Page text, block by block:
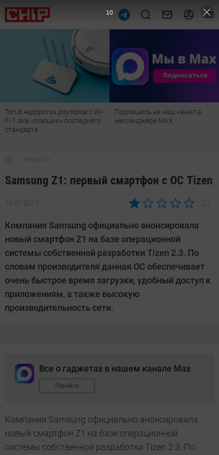
Топ-8 недорогих роутеров с Wi-
Fi 7: все «плюшки» последнего
стандарта
Подпишись на наш канал в
мессенджере МАХ
Новости
Samsung Z1: первый смартфон с ОС Tizen
15.01.2015
Автор:
Suslov
Компания Samsung официально анонсировала
новый смартфон Z1 на базе операционной
системы собственной разработки Tizen 2.3. По
словам производителя данная ОС обеспечивает
очень быстрое время загрузки, удобный доступ к
приложениям, а также высокую
производительность сети.
Все о гаджетах в нашем канале Max
Перейти
Компания Samsung официально анонсировала
новый смартфон Z1 на базе операционной
системы собственной разработки Tizen 2.3. По
9